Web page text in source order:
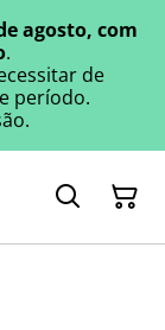
agosto, com
.
de
período.